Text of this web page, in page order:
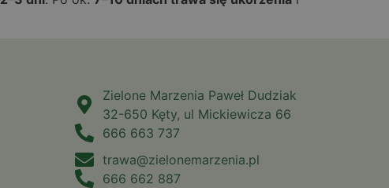
Zielone Marzenia Paweł Dudziak
32-650 Kęty, ul Mickiewicza 66
666 663 737
trawa@zielonemarzenia.pl
666 662 887